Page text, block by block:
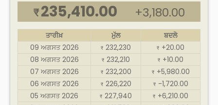
₹ 235,410.00 +3,180.00
ਤਾਰੀਖ਼ ਮੁੱਲ
ਬਦਲੋ
09 ਅਗਸਤ 2026
₹ 232,230 ₹ +20.00
08 ਅਗਸਤ 2026
₹ 232,210 ₹ +10.00
07 ਅਗਸਤ 2026
₹ 232,200 ₹ +5,980.00
06 ਅਗਸਤ 2026
₹ 226,220 ₹ -1,720.00
05 ਅਗਸਤ 2026
₹ 227,940 ₹ +6,210.00